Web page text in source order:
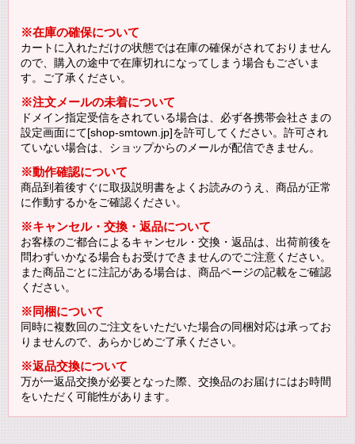
※在庫の確保について
カートに入れただけの状態では在庫の確保がされておりません
ので、購入の途中で在庫切れになってしまう場合もございま
す。ご了承ください。
※注文メールの未着について
ドメイン指定受信をされている場合は、必ず各携帯会社さまの
設定画面にて[shop-smtown.jp]を許可してください。許可され
ていない場合は、ショップからのメールが配信できません。
※動作確認について
商品到着後すぐに取扱説明書をよくお読みのうえ、商品が正常
に作動するかをご確認ください。
※キャンセル・交換・返品について
お客様のご都合によるキャンセル・交換・返品は、出荷前後を
問わずいかなる場合もお受けできませんのでご注意ください。
また商品ごとに注記がある場合は、商品ページの記載をご確認
ください。
※同梱について
同時に複数回のご注文をいただいた場合の同梱対応は承ってお
りませんので、あらかじめご了承ください。
※返品交換について
万が一返品交換が必要となった際、交換品のお届けにはお時間
をいただく可能性があります。